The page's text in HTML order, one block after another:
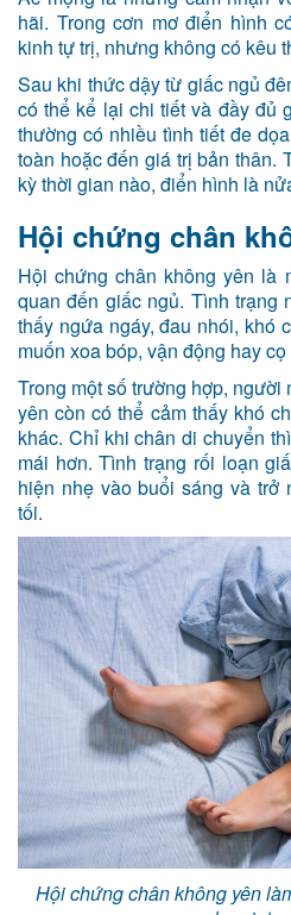
hãi. Trong cơn mơ điển hình
kinh tự trị, nhưng không có kêu
Sau khi thức dậy từ giấc ngủ
có thể kể lại chi tiết và đầy đủ
thường có nhiều tình tiết đe
toàn hoặc đến giá trị bản thân.
kỳ thời gian nào, điển hình là
Hội chứng chân
Hội chứng chân không yên là
quan đến giấc ngủ. Tình trạng
thấy ngứa ngáy, đau nhói, khó
muốn xoa bóp, vận động hay
Trong một số trường hợp,
yên còn có thể cảm thấy khó
khác. Chỉ khi chân di chuyển
mái hơn. Tình trạng rối loạn
hiện nhẹ vào buổi sáng và trở
tối.
Hội chứng chân không yên